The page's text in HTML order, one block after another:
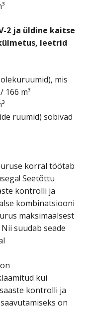
2 ja üldine kaitse
leetrid
mis
166 m³
ruumid) sobivad
korral töötab
Seetõttu
kontrolli ja
kombinatsiooni
maksimaalsest
suudab seade
kui
kontrolli ja
on